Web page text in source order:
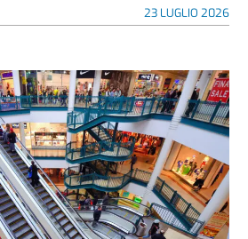
23 LUGLIO 2026